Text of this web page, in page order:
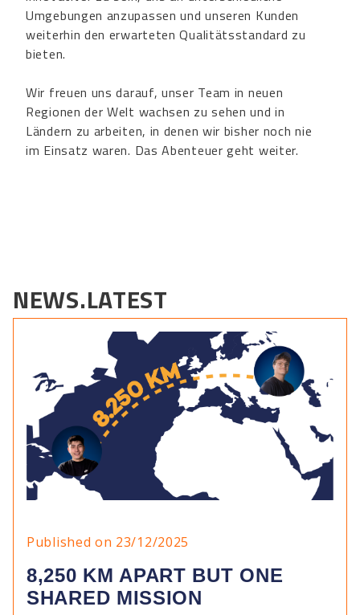
Umgebungen anzupassen und unseren Kunden
weiterhin den erwarteten Qualitätsstandard zu
bieten.
Wir freuen uns darauf, unser Team in neuen
Regionen der Welt wachsen zu sehen und in
Ländern zu arbeiten, in denen wir bisher noch nie
im Einsatz waren. Das Abenteuer geht weiter.
NEWS.LATEST
Published on 23/12/2025
8,250 KM APART BUT ONE
SHARED MISSION